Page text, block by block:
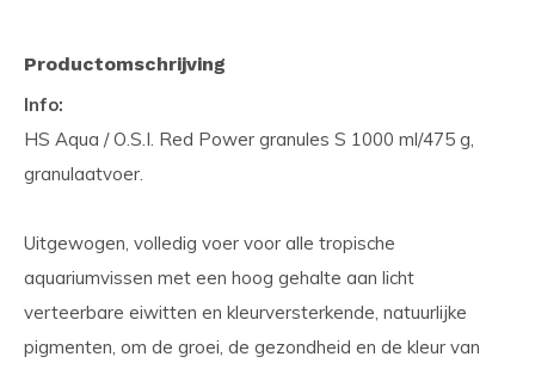
Productomschrijving
Info:
HS Aqua / O.S.I. Red Power granules S 1000 ml/475 g,
granulaatvoer.
Uitgewogen, volledig voer voor alle tropische
aquariumvissen met een hoog gehalte aan licht
verteerbare eiwitten en kleurversterkende, natuurlijke
pigmenten, om de groei, de gezondheid en de kleur van